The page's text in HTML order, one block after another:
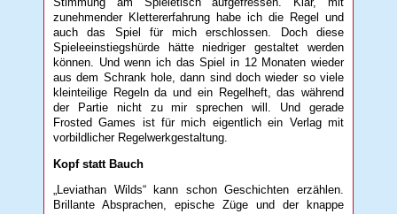
zunehmender Klettererfahrung habe ich die Regel und
auch das Spiel für mich erschlossen. Doch diese
Spieleeinstiegshürde hätte niedriger gestaltet werden
können. Und wenn ich das Spiel in 12 Monaten wieder
aus dem Schrank hole, dann sind doch wieder so viele
kleinteilige Regeln da und ein Regelheft, das während
der Partie nicht zu mir sprechen will. Und gerade
Frosted Games ist für mich eigentlich ein Verlag mit
vorbildlicher Regelwerkgestaltung.
Kopf statt Bauch
„Leviathan Wilds“ kann schon Geschichten erzählen.
Brillante Absprachen, epische Züge und der knappe